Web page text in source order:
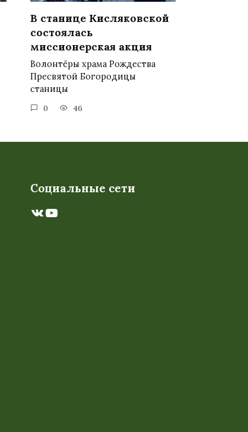
В станице Кисляковской
состоялась
миссионерская акция
Волонтёры храма Рождества
Пресвятой Богородицы
станицы
0 46
Социальные сети
ВКонтакте
YouTube